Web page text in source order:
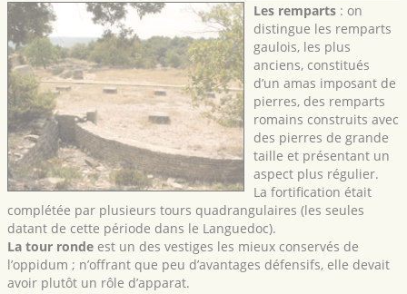
Les remparts : on
distingue les remparts
gaulois, les plus
anciens, constitués
d’un amas imposant de
pierres, des remparts
romains construits avec
des pierres de grande
taille et présentant un
aspect plus régulier.
La fortification était
complétée par plusieurs tours quadrangulaires (les seules
datant de cette période dans le Languedoc).
La tour ronde est un des vestiges les mieux conservés de
l’oppidum ; n’offrant que peu d’avantages défensifs, elle devait
avoir plutôt un rôle d’apparat.